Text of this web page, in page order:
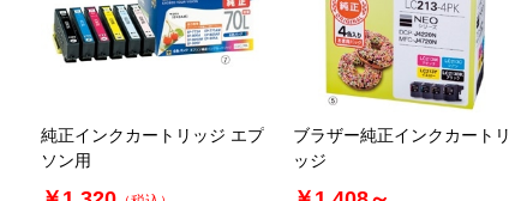
純正インクカートリッジ エプ
ソン用
ブラザー純正インクカートリ
ッジ